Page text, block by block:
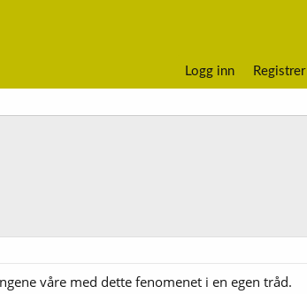
Logg inn Registrer
våre med dette fenomenet i en egen tråd.